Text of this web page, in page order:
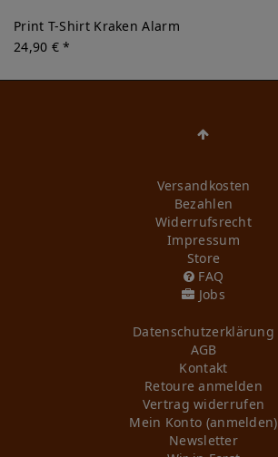
Print T-Shirt Kraken Alarm
24,90 € *
Versandkosten
Bezahlen
Widerrufs­recht
Impressum
Store
FAQ
Jobs
Daten­schutz­erklärung
AGB
Kontakt
Retoure anmelden
Vertrag widerrufen
Mein Konto (anmelden)
Newsletter